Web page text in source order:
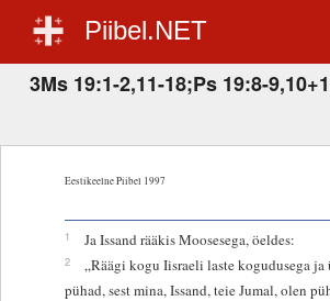
Piibel.NET
3Ms 19:1-2,11-18;Ps 19:8-
Eestikeelne Piibel 1997
1 Ja Issand rääkis Moosesega, öeldes:
2
„Räägi kogu Iisraeli laste kogudusega
pühad, sest mina, Issand, teie Jumal, olen